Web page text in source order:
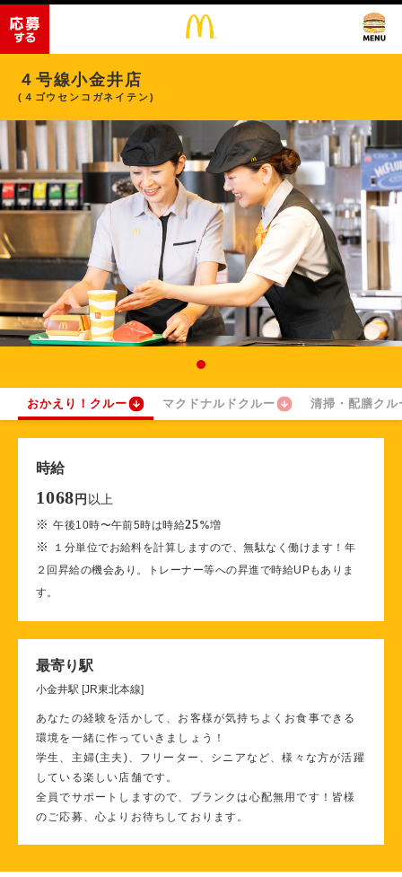
４号線小金井店
(４ゴウセンコガネイテン)
おかえり！クルー マクドナルドクルー 清掃・配膳クル
時給
1068 円 以上
※午後10時〜午前5時は時給25%増
※
１分単位でお給料を計算しますので、無駄なく働けます！年
２回昇給の機会あり。トレーナー等への昇進で時給UPもありま
す。
最寄り駅
小金井駅 [JR東北本線]
あなたの経験を活かして、お客様が気持ちよくお食事できる
環境を一緒に作っていきましょう！
学生、主婦(主夫)、フリーター、シニアなど、様々な方が活躍
している楽しい店舗です。
全員でサポートしますので、ブランクは心配無用です！皆様
のご応募、心よりお待ちしております。